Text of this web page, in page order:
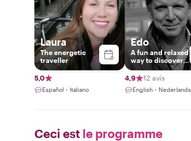
Laura
The energetic
traveller
5,0
Español・Italiano
Edo
A fun and relaxed
way to discover
the beauty and
charm of Utrecht
4,9 12 avis
English・Nederlands
Ceci est le programme